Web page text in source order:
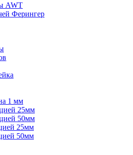
AWT
Ферингер
1 мм
25мм
50мм
25мм
50мм